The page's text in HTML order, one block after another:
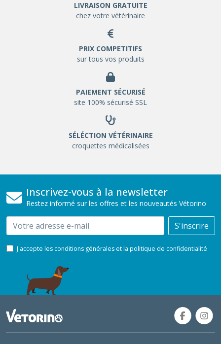
LIVRAISON GRATUITE
chez votre vétérinaire
PRIX COMPETITIFS
sur tous vos produits
PAIEMENT SÉCURISÉ
site 100% sécurisé SSL
SÉLÉCTION VÉTÉRINAIRE
croquettes médicalisées
Inscrivez-vous à la newsletter
Restez informé sur les offres et les nouveautés Vétorino
Email S'inscrire
J'accepte les conditions générales et la politique de confidentialité